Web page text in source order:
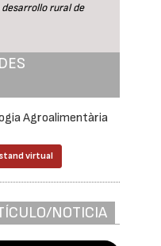
rural de
Agroalimentària
virtual
NOTICIA